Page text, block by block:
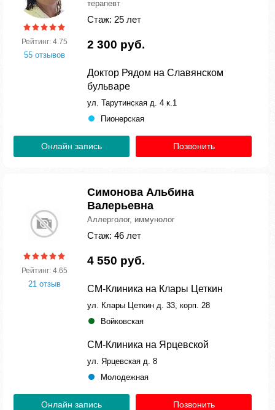
Рейтинг: 4.75
55 отзывов
терапевт
Стаж: 25 лет
2 300 руб.
Доктор Рядом на Славянском
бульваре
ул. Тарутинская д. 4 к.1
Пионерская
Онлайн запись Позвонить
Рейтинг: 4.65
21 отзыв
Симонова Альбина
Валерьевна
Аллерголог, иммунолог
Стаж: 46 лет
4 550 руб.
СМ-Клиника на Клары Цеткин
ул. Клары Цеткин д. 33, корп. 28
Войковская
СМ-Клиника на Ярцевской
ул. Ярцевская д. 8
Молодежная
Онлайн запись Позвонить